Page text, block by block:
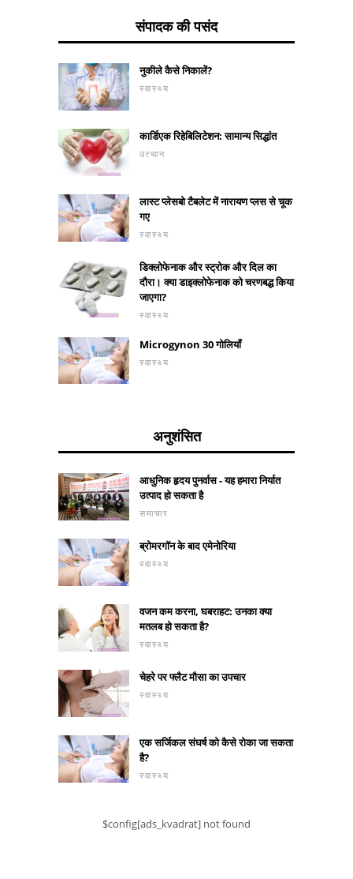
संपादक की पसंद
नुकीले कैसे निकालें?
स्वास्थ्य
कार्डिएक रिहेबिलिटेशन: सामान्य सिद्धांत
उत्थान
लास्ट प्लेसबो टैबलेट में नारायण प्लस से चूक
गए
स्वास्थ्य
डिक्लोफेनाक और स्ट्रोक और दिल का
दौरा। क्या डाइक्लोफेनाक को चरणबद्ध किया
जाएगा?
स्वास्थ्य
Microgynon 30 गोलियाँ
स्वास्थ्य
अनुशंसित
आधुनिक हृदय पुनर्वास - यह हमारा निर्यात
उत्पाद हो सकता है
समाचार
ब्रोमरगॉन के बाद एमेनोरिया
स्वास्थ्य
वजन कम करना, घबराहट: उनका क्या
मतलब हो सकता है?
स्वास्थ्य
चेहरे पर फ्लैट मौसा का उपचार
स्वास्थ्य
एक सर्जिकल संघर्ष को कैसे रोका जा सकता
है?
स्वास्थ्य
$config[ads_kvadrat] not found